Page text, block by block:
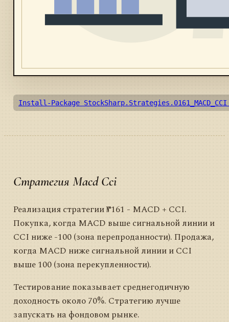
Install-Package
Стратегия Macd Cci
Реализация стратегии №161 - MACD + CCI.
Покупка, когда MACD выше сигнальной линии и
CCI ниже -100 (зона перепроданности). Продажа,
когда MACD ниже сигнальной линии и CCI
выше 100 (зона перекупленности).
Тестирование показывает среднегодичную
доходность около 70%. Стратегию лучше
запускать на фондовом рынке.